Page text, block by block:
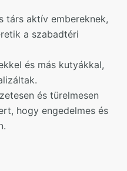
társ aktív embereknek,
a szabadtéri
és más kutyákkal,
és türelmesen
hogy engedelmes és